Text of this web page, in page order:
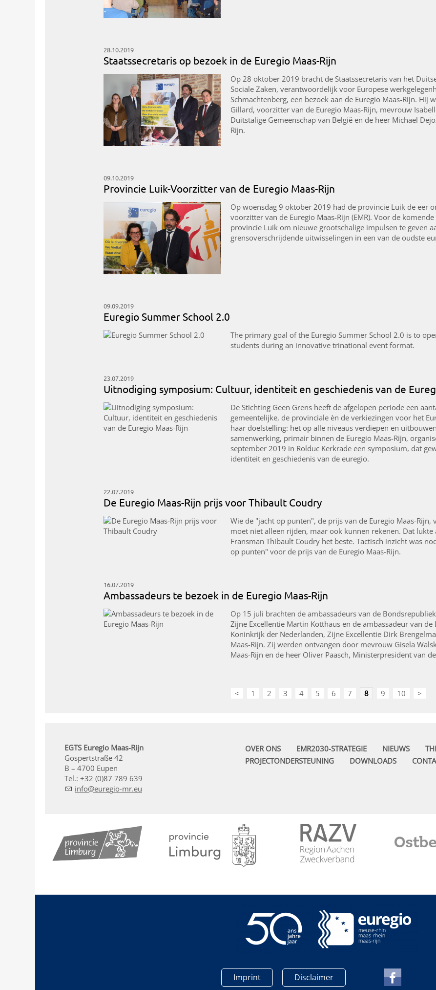
28.10.2019
Staatssecretaris op bezoek in de Euregio Maas-Rijn
Op 28 oktober 2019 bracht de Staatssecretaris van het
Sociale Zaken, verantwoordelijk voor Europese
Schmachtenberg, een bezoek aan de Euregio Maas-Rijn. Hij
Gillard, voorzitter van de Euregio Maas-Rijn, mevrouw
Duitstalige Gemeenschap van België en de heer Michael
Rijn.
09.10.2019
Provincie Luik-Voorzitter van de Euregio Maas-Rijn
Op woensdag 9 oktober 2019 had de provincie Luik de eer
voorzitter van de Euregio Maas-Rijn (EMR). Voor de
provincie Luik om nieuwe grootschalige impulsen te geven
grensoverschrijdende uitwisselingen in een van de oudste
09.09.2019
Euregio Summer School 2.0
The primary goal of the Euregio Summer School 2.0 is to
students during an innovative trinational event format.
23.07.2019
Uitnodiging symposium: Cultuur, identiteit en geschiedenis van de
De Stichting Geen Grens heeft de afgelopen periode een
gemeentelijke, de provinciale èn de verkiezingen voor het
haar doelstelling: het op alle niveaus verdiepen en
samenwerking, primair binnen de Euregio Maas-Rijn,
september 2019 in Rolduc Kerkrade een symposium, dat
identiteit en geschiedenis van de euregio.
22.07.2019
De Euregio Maas-Rijn prijs voor Thibault Coudry
Wie de "jacht op punten", de prijs van de Euregio Maas-
moet niet alleen rijden, maar ook kunnen rekenen. Dat
Fransman Thibault Coudry het beste. Tactisch inzicht was
op punten" voor de prijs van de Euregio Maas-Rijn.
16.07.2019
Ambassadeurs te bezoek in de Euregio Maas-Rijn
Op 15 juli brachten de ambassadeurs van de
Zijne Excellentie Martin Kotthaus en de ambassadeur van
Koninkrijk der Nederlanden, Zijne Excellentie Dirk
Maas-Rijn. Zij werden ontvangen door mevrouw Gisela
Maas-Rijn en de heer Oliver Paasch, Ministerpresident van
< 1 2 3 4 5 6 7 8 9 10 >
EGTS Euregio Maas-Rijn
Gospertstraße 42
B – 4700 Eupen
Tel.: +32 (0)87 789 639
nf
r g -mr
OVER ONS EMR2030-STRATEGIE NIEUWS
PROJECTONDERSTEUNING
DOWNLOADS
Imprint Disclaimer